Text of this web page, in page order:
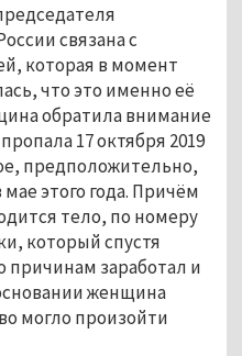
связана с
которая в момент
что это именно её
обратила внимание
17 октября 2019
предположительно,
этого года. Причём
тело, по номеру
который спустя
причинам заработал и
женщина
могло произойти